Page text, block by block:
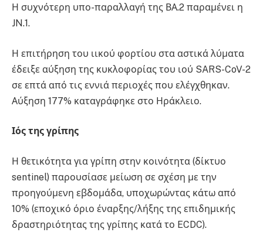
Η συχνότερη υπο-παραλλαγή της ΒΑ.2 παραμένει η
JN.1.
Η επιτήρηση του ιικού φορτίου στα αστικά λύματα
έδειξε αύξηση της κυκλοφορίας του ιού SARS-CoV-2
σε επτά από τις εννιά περιοχές που ελέγχθηκαν.
Αύξηση 177% καταγράφηκε στο Ηράκλειο.
Ιός της γρίπης
Η θετικότητα για γρίπη στην κοινότητα (δίκτυο
sentinel) παρουσίασε μείωση σε σχέση με την
προηγούμενη εβδομάδα, υποχωρώντας κάτω από
10% (εποχικό όριο έναρξης/λήξης της επιδημικής
δραστηριότητας της γρίπης κατά το ECDC).